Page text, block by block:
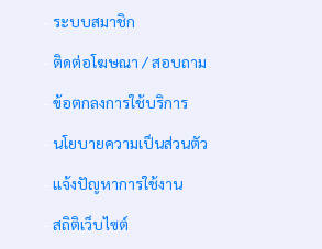
ระบบสมาชิก
ติดต่อโฆษณา / สอบถาม
ข้อตกลงการใช้บริการ
นโยบายความเป็นส่วนตัว
แจ้งปัญหาการใช้งาน
สถิติเว็บไซต์